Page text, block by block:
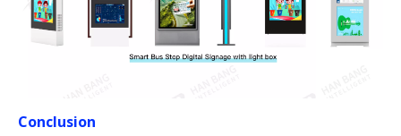
Conclusion